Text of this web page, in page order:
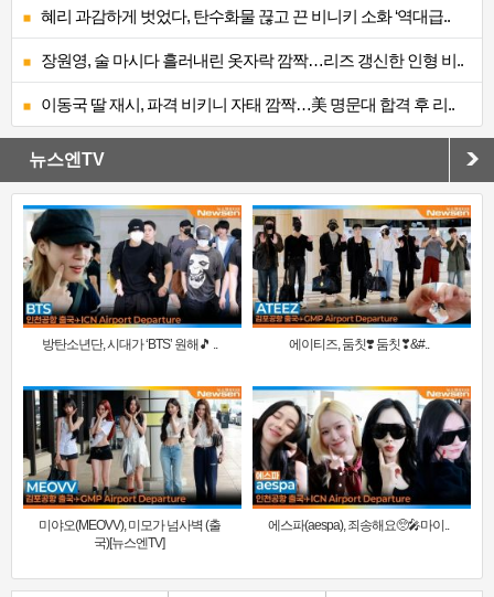
혜리 과감하게 벗었다, 탄수화물 끊고 끈 비니키 소화 ‘역대급..
장원영, 술 마시다 흘러내린 옷자락 깜짝…리즈 갱신한 인형 비..
이동국 딸 재시, 파격 비키니 자태 깜짝…美 명문대 합격 후 리..
뉴스엔TV
방탄소년단, 시대가 ‘BTS’ 원해🎵 .. 에이티즈, 둠칫❣️ 둠칫❣&#..
미야오(MEOVV), 미모가 넘사벽 (출
국)[뉴스엔TV]
에스파(aespa), 죄송해요🥺🎤마이..